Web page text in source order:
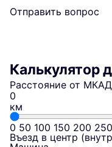
Отправить вопрос
Калькулятор
Расстояние от МКАД
км
0 50 100 150 200 250
Въезд в центр